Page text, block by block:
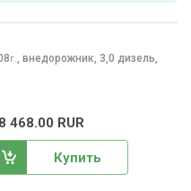
г., внедорожник, 3,0 дизель,
468.00 RUR
Купить